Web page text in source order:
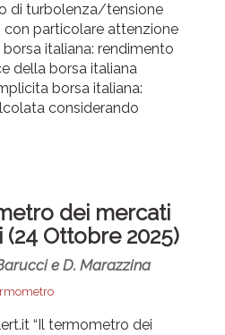
di turbolenza/tensione
con particolare attenzione
italiana: rendimento
della borsa italiana
borsa italiana:
considerando
dei mercati
(24 Ottobre 2025)
e D. Marazzina
“Il termometro dei